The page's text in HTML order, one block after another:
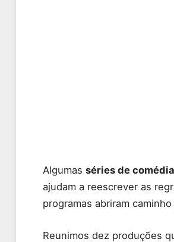
Algumas séries de comédia
ajudam a reescrever as
programas abriram
Reunimos dez produções